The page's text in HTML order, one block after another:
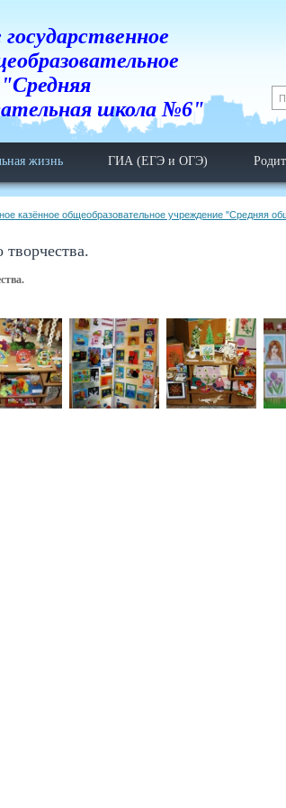
школа №6"
жизнь ГИА (ЕГЭ и ОГЭ)
казённое общеобразовательное учреждение "Средняя
творчества.